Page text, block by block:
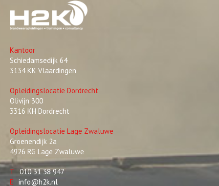
Kantoor
Schiedamsedijk 64
3134 KK Vlaardingen
Opleidingslocatie Dordrecht
Olivijn 300
3316 KH Dordrecht
Opleidingslocatie Lage Zwaluwe
Groenendijk 2a
4926 RG Lage Zwaluwe
T 010 31 38 947
E info@h2k.nl